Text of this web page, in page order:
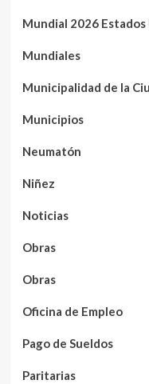
Mundial 2026
Mundiales
Municipalidad de la
Municipios
Neumatón
Niñez
Noticias
Obras
Obras
Oficina de Empleo
Pago de Sueldos
Paritarias